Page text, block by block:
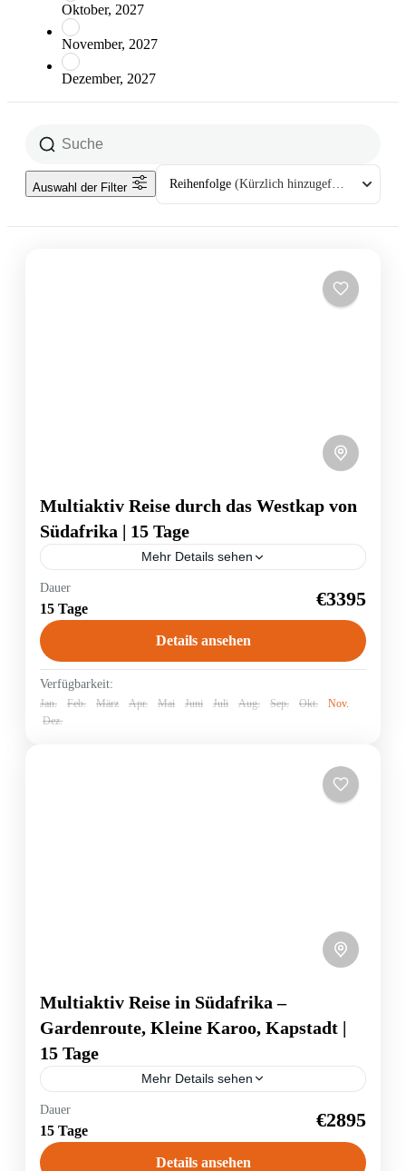
Oktober, 2027
November, 2027
Dezember, 2027
Reihenfolge
Auswahl der Filter
Multiaktiv Reise durch das Westkap von
Südafrika | 15 Tage
Mehr Details sehen
Das Westkap Südafrikas besticht durch eine
unglaubliche Vielfalt . Von der Kleinen Karoo Steppe
über fruchtbare Weingebiete an schroffen Bergrücken
gelegen bis zur Kaphalbinsel deren...
Dauer
15 Tage €3395
Details ansehen
Verfügbarkeit:
Jan. Feb. März Apr. Mai Juni Juli Aug. Sep. Okt.
Nov.
Dez.
Multiaktiv Reise in Südafrika –
Gardenroute, Kleine Karoo, Kapstadt |
15 Tage
Mehr Details sehen
Die Südspitze Afrikas besticht durch eine unglaubliche
landschaftliche Vielfalt. Ob es die charmamten
Badebuchten am Indischen Ozean sind, die mit einer
großen Vogelwelt ausgestatteten Seen...
Dauer
15 Tage €2895
Details ansehen